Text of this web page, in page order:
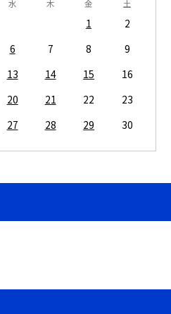
水 木 金 土
1
2
6 7 8
9
13 14 15
16
20 21 22
23
27 28 29 30